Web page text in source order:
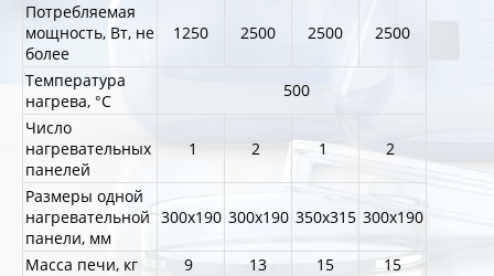
Потребляемая
мощность, Вт, не
более
1250 2500 2500 2500
Температура
нагрева, °С
500
Число
нагревательных
панелей
1 2 1 2
Размеры одной
нагревательной
панели, мм
300x190 300x190 350x315 300x190
Масса печи, кг 9 13 15 15